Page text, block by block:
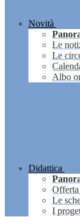
Novità
Le
Le
Albo
Didattica
Le
I